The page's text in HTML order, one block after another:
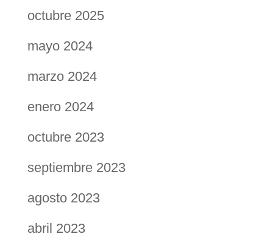
octubre 2025
mayo 2024
marzo 2024
enero 2024
octubre 2023
septiembre 2023
agosto 2023
abril 2023